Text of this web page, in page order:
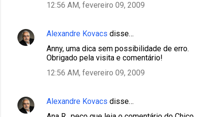
12:56 AM, fevereiro 09, 2009
Alexandre Kovacs disse…
Anny, uma dica sem possibilidade de erro.
Obrigado pela visita e comentário!
12:56 AM, fevereiro 09, 2009
Alexandre Kovacs disse…